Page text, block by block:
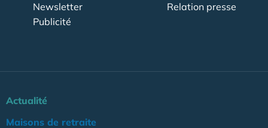
Newsletter
Publicité
Relation presse
Actualité
Maisons de retraite